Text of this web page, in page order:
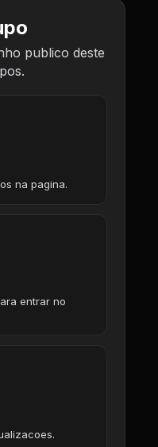
publico deste
na pagina.
entrar no